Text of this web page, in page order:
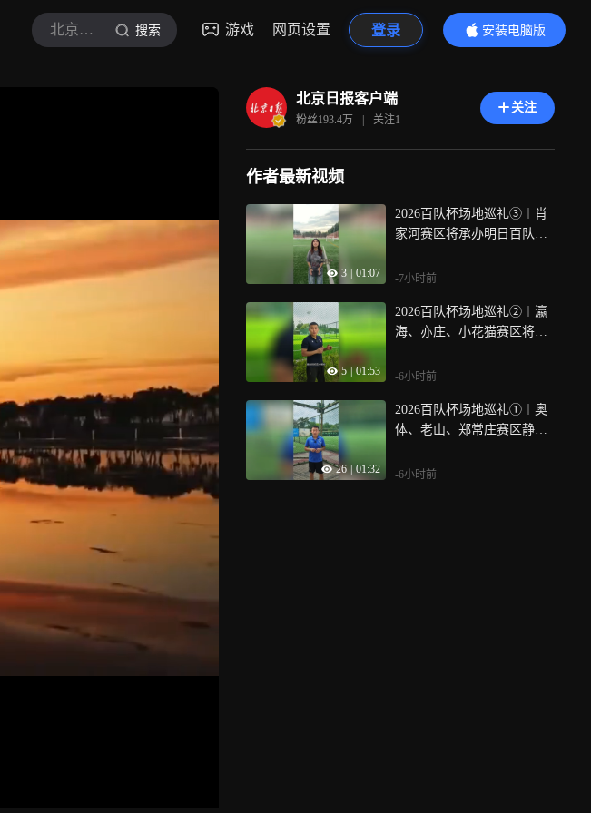
北京日报客户端 搜索 游戏 网页设置 登录
安装电脑版
内容更精彩
北京日报客户端
粉丝193.4万 | 关注1
关注
作者最新视频
3 01:07
2026百队杯场地巡礼③︱肖
家河赛区将承办明日百队杯
-7小时前
5 | 01:53
2026百队杯场地巡礼②︱瀛
海、亦庄、小花猫赛区将承
-6小时前
26 01:32
2026百队杯场地巡礼①︱奥
体、老山、郑常庄赛区静候
-6小时前